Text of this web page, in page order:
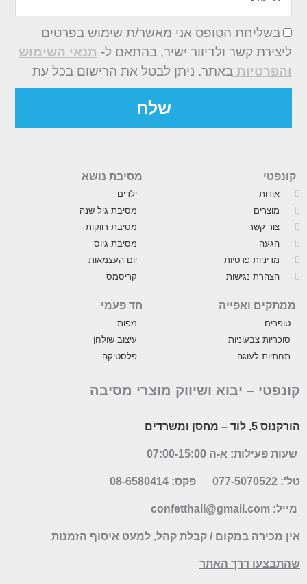
בשליחת הטופס אני מאשר/ת שימוש בפרטים
ליצירת קשר ולדיוור ישיר, בהתאם ל- תנאי השימוש
והפרטיותבאתר. ניתן לבטל את הרישום בכל עת
שלח
קונפטי
אודות
מוצרים
צור קשר
הגעה
מדיניות פרטיות
הצהרת נגישות
מסיבת נושא
ילדים
מסיבת גיל שנה
מסיבת רווקות
מסיבת גיוס
יום העצמאות
קריסמס
ממתקים ואפייה
טופרים
סוכריות צבעוניות
תחתיות לעוגה
חד פעמי
מפות
עיצוב שולחן
פלסטיקה
קונפטי – יבוא ושיווק מוצרי מסיבה
הורקנוס 5, לוד – מחסן ומשרדים
שעות פעילות: א-ה 07:00-15:00
טל': 077-5070522
מייל: confetthall@gmail.com
אין מכירה במקום / קבלת קהל, למעט איסוף הזמנות
שהתבצעו דרך האתר